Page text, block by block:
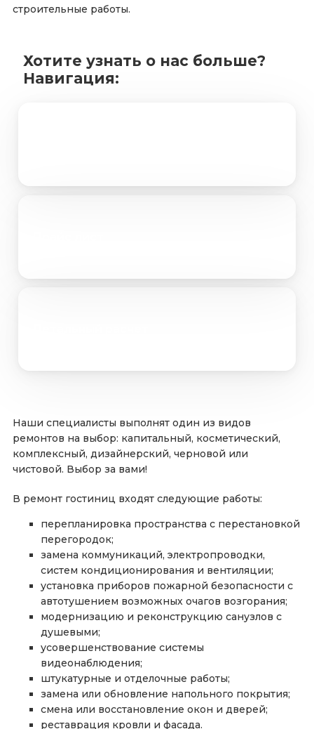
строительные работы.
Хотите узнать о нас больше?
Навигация:
Наши специалисты выполнят один из видов
ремонтов на выбор: капитальный, косметический,
комплексный, дизайнерский, черновой или
чистовой. Выбор за вами!
В ремонт гостиниц входят следующие работы:
перепланировка пространства с перестановкой
перегородок;
замена коммуникаций, электропроводки,
систем кондиционирования и вентиляции;
установка приборов пожарной безопасности с
автотушением возможных очагов возгорания;
модернизацию и реконструкцию санузлов с
душевыми;
усовершенствование системы
видеонаблюдения;
штукатурные и отделочные работы;
замена или обновление напольного покрытия;
смена или восстановление окон и дверей;
реставрация кровли и фасада.